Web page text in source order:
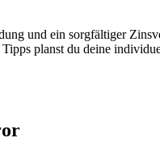
und ein sorgfältiger
Tipps planst du deine